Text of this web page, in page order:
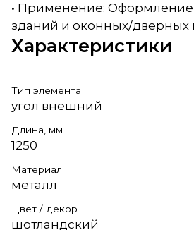
• Применение: Оформление
зданий и оконных/дверных
Характеристики
Тип элемента
угол внешний
Длина, мм
1250
Материал
металл
Цвет / декор
шотландский